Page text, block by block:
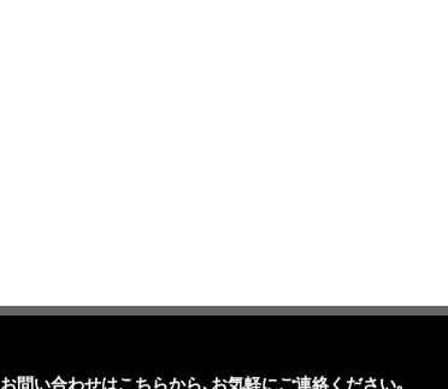
お問い合わせはこちらから､お気軽にご連絡ください｡